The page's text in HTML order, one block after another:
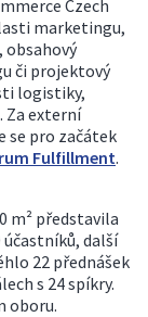
Czech
marketingu,
obsahový
či projektový
logistiky,
Za externí
se pro začátek
Fulfillment.
m² představila
další
22 přednášek
s 24 spíkry.
oboru.